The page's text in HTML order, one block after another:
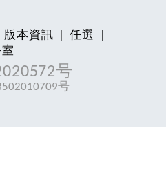
版本資訊 任選
号
号